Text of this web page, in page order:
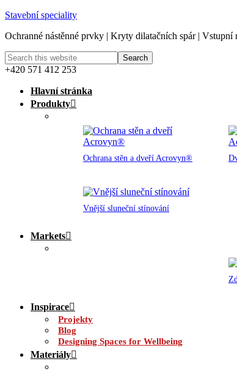
Stavební speciality
Ochranné nástěnné prvky | Kryty dilatačních spár | Vstupní
+420 571 412 253
Hlavní stránka
Produkty
Ochrana stěn a dveří Acrovyn®
Vnější sluneční stínování
Markets
Inspirace
Projekty
Blog
Designing Spaces for Wellbeing
Materiály